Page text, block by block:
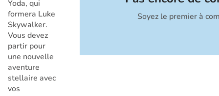
Yoda, qui
formera Luke
Skywalker.
Vous devez
partir pour
une nouvelle
aventure
stellaire avec
vos
Soyez le premier à
Annuler